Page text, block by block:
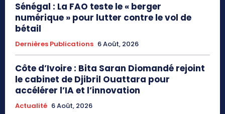
Sénégal : La FAO teste le « berger
numérique » pour lutter contre le vol de
bétail
Dernières Publications 6 Août, 2026
Côte d’Ivoire : Bita Saran Diomandé rejoint
le cabinet de Djibril Ouattara pour
accélérer l’IA et l’innovation
Actualité 6 Août, 2026